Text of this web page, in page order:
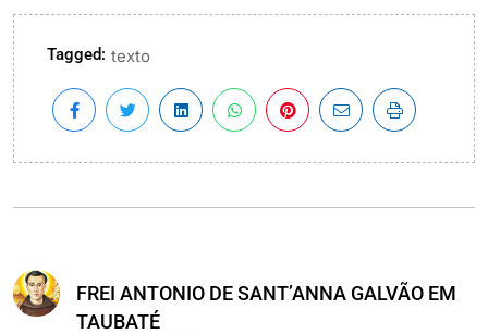
Tagged: texto
FREI ANTONIO DE SANT’ANNA GALVÃO EM
TAUBATÉ